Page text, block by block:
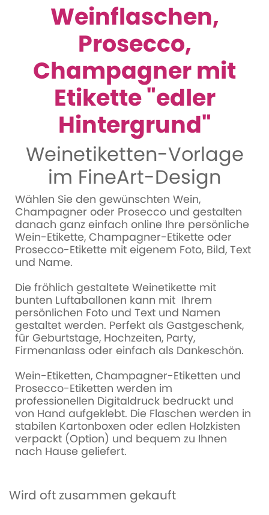
Weinflaschen,
Prosecco,
Champagner mit
Etikette "edler
Hintergrund"
Weinetiketten-Vorlage
im FineArt-Design
Wählen Sie den gewünschten Wein,
Champagner oder Prosecco und gestalten
danach ganz einfach online Ihre persönliche
Wein-Etikette, Champagner-Etikette oder
Prosecco-Etikette mit eigenem Foto, Bild, Text
und Name.
Die fröhlich gestaltete Weinetikette mit
bunten Luftaballonen kann mit Ihrem
persönlichen Foto und Text und Namen
gestaltet werden. Perfekt als Gastgeschenk,
für Geburtstage, Hochzeiten, Party,
Firmenanlass oder einfach als Dankeschön.
Wein-Etiketten, Champagner-Etiketten und
Prosecco-Etiketten werden im
professionellen Digitaldruck bedruckt und
von Hand aufgeklebt. Die Flaschen werden in
stabilen Kartonboxen oder edlen Holzkisten
verpackt (Option) und bequem zu Ihnen
nach Hause geliefert.
Wird oft zusammen gekauft